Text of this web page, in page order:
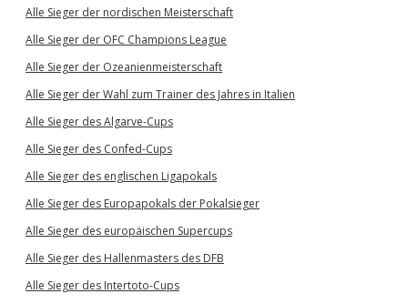
Alle Sieger der nordischen Meisterschaft
Alle Sieger der OFC Champions League
Alle Sieger der Ozeanienmeisterschaft
Alle Sieger der Wahl zum Trainer des Jahres in Italien
Alle Sieger des Algarve-Cups
Alle Sieger des Confed-Cups
Alle Sieger des englischen Ligapokals
Alle Sieger des Europapokals der Pokalsieger
Alle Sieger des europäischen Supercups
Alle Sieger des Hallenmasters des DFB
Alle Sieger des Intertoto-Cups